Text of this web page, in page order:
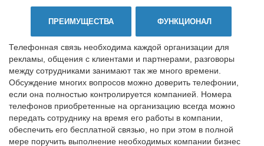
ПРЕИМУЩЕСТВА ФУНКЦИОНАЛ
Телефонная связь необходима каждой организации для
рекламы, общения с клиентами и партнерами, разговоры
между сотрудниками занимают так же много времени.
Обсуждение многих вопросов можно доверить телефонии,
если она полностью контролируется компанией. Номера
телефонов приобретенные на организацию всегда можно
передать сотруднику на время его работы в компании,
обеспечить его бесплатной связью, но при этом в полной
мере поручить выполнение необходимых компании бизнес